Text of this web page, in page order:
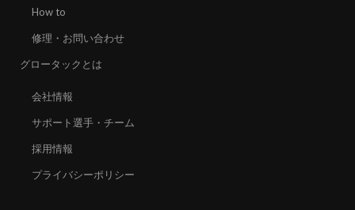
How to
修理・お問い合わせ
グロータックとは
会社情報
サポート選手・チーム
採用情報
プライバシーポリシー